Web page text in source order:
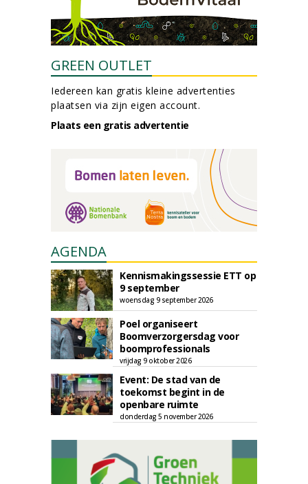
GREEN OUTLET
Iedereen kan gratis kleine advertenties
plaatsen via zijn eigen account.
Plaats een gratis advertentie
AGENDA
Kennismakingssessie ETT op
9 september
woensdag 9 september 2026
Poel organiseert
Boomverzorgersdag voor
boomprofessionals
vrijdag 9 oktober 2026
Event: De stad van de
toekomst begint in de
openbare ruimte
donderdag 5 november 2026